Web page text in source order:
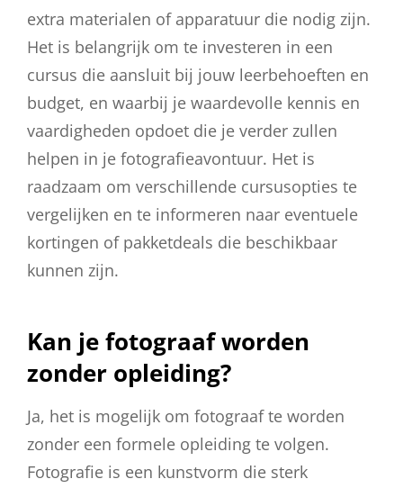
extra materialen of apparatuur die nodig zijn.
Het is belangrijk om te investeren in een
cursus die aansluit bij jouw leerbehoeften en
budget, en waarbij je waardevolle kennis en
vaardigheden opdoet die je verder zullen
helpen in je fotografieavontuur. Het is
raadzaam om verschillende cursusopties te
vergelijken en te informeren naar eventuele
kortingen of pakketdeals die beschikbaar
kunnen zijn.
Kan je fotograaf worden
zonder opleiding?
Ja, het is mogelijk om fotograaf te worden
zonder een formele opleiding te volgen.
Fotografie is een kunstvorm die sterk